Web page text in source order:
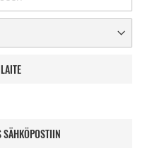
SÄHKÖPOSTIIN